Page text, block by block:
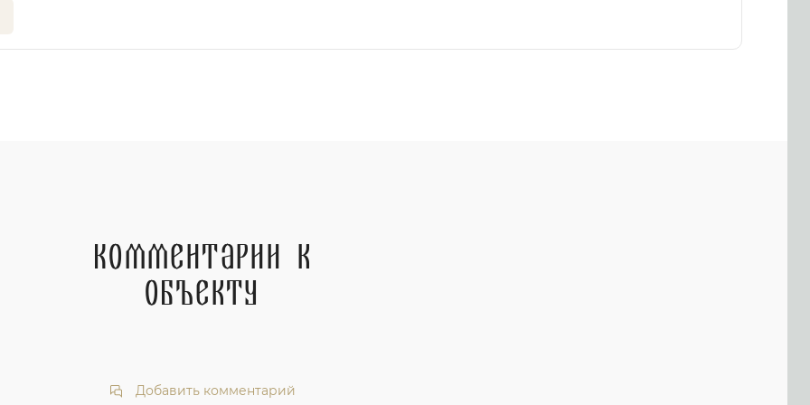
Комментарии к
объекту
Добавить комментарий